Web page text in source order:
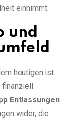
einnimmt.
und
heutigen ist
Entlassungen
wider, die